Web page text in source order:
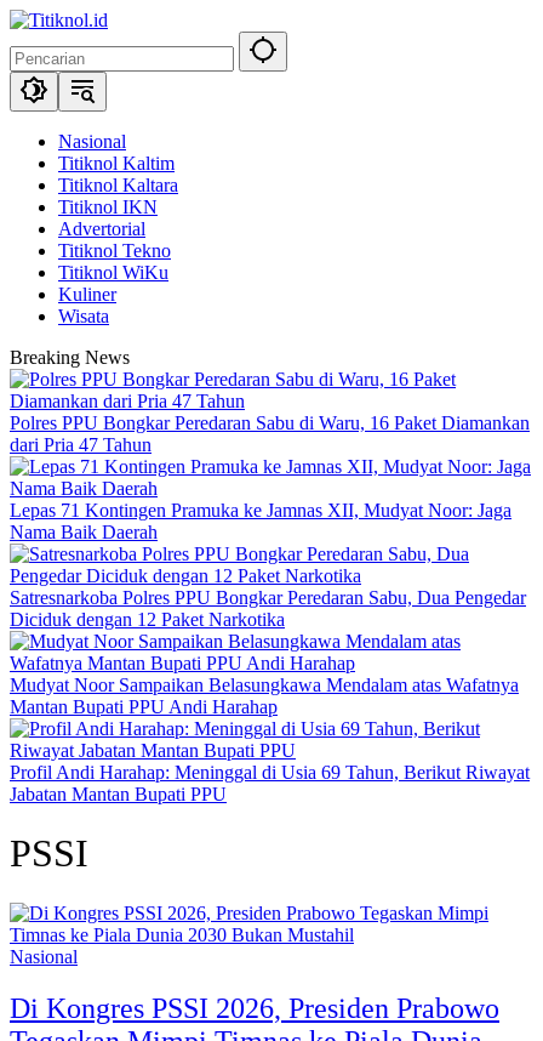
Langsung
konten
Nasional
Titiknol Kaltim
Titiknol Kaltara
Titiknol IKN
Advertorial
Titiknol Tekno
Titiknol WiKu
Kuliner
Wisata
Breaking News
Polres PPU Bongkar Peredaran Sabu di Waru, 16 Paket Diamankan
dari Pria 47 Tahun
Lepas 71 Kontingen Pramuka ke Jamnas XII, Mudyat Noor: Jaga
Nama Baik Daerah
Satresnarkoba Polres PPU Bongkar Peredaran Sabu, Dua Pengedar
Diciduk dengan 12 Paket Narkotika
Mudyat Noor Sampaikan Belasungkawa Mendalam atas Wafatnya
Mantan Bupati PPU Andi Harahap
Profil Andi Harahap: Meninggal di Usia 69 Tahun, Berikut Riwayat
Jabatan Mantan Bupati PPU
PSSI
Nasional
Di Kongres PSSI 2026, Presiden Prabowo